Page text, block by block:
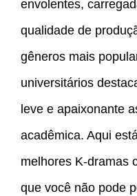
envolentes,
qualidade de
gêneros mais
universitários
leve e apaixonante
acadêmica. Aqui
melhores K-dramas
que você não pode